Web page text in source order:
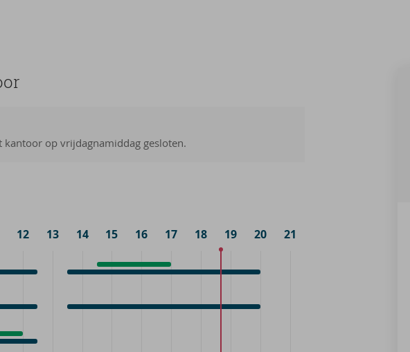
kantoor op vrijdagnamiddag gesloten.
12 13 14 15 16 17 18 19 20 21
Onthaal
14:30
Op
13:30
20:00
Op
13:30